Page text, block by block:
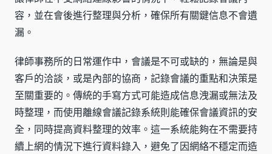
容，並在會後進行整理與分析，確保所有關鍵信息不會遺
漏。
律師事務所的日常運作中，會議是不可或缺的，無論是與
客戶的洽談，或是內部的協商，記錄會議的重點和決策是
至關重要的。傳統的手寫方式可能造成信息洩漏或無法及
時整理，而使用離線會議記錄系統則能確保會議資訊的安
全，同時提高資料整理的效率。這一系統能夠在不需要持
續上網的情況下進行資料錄入，避免了因網絡不穩定而造